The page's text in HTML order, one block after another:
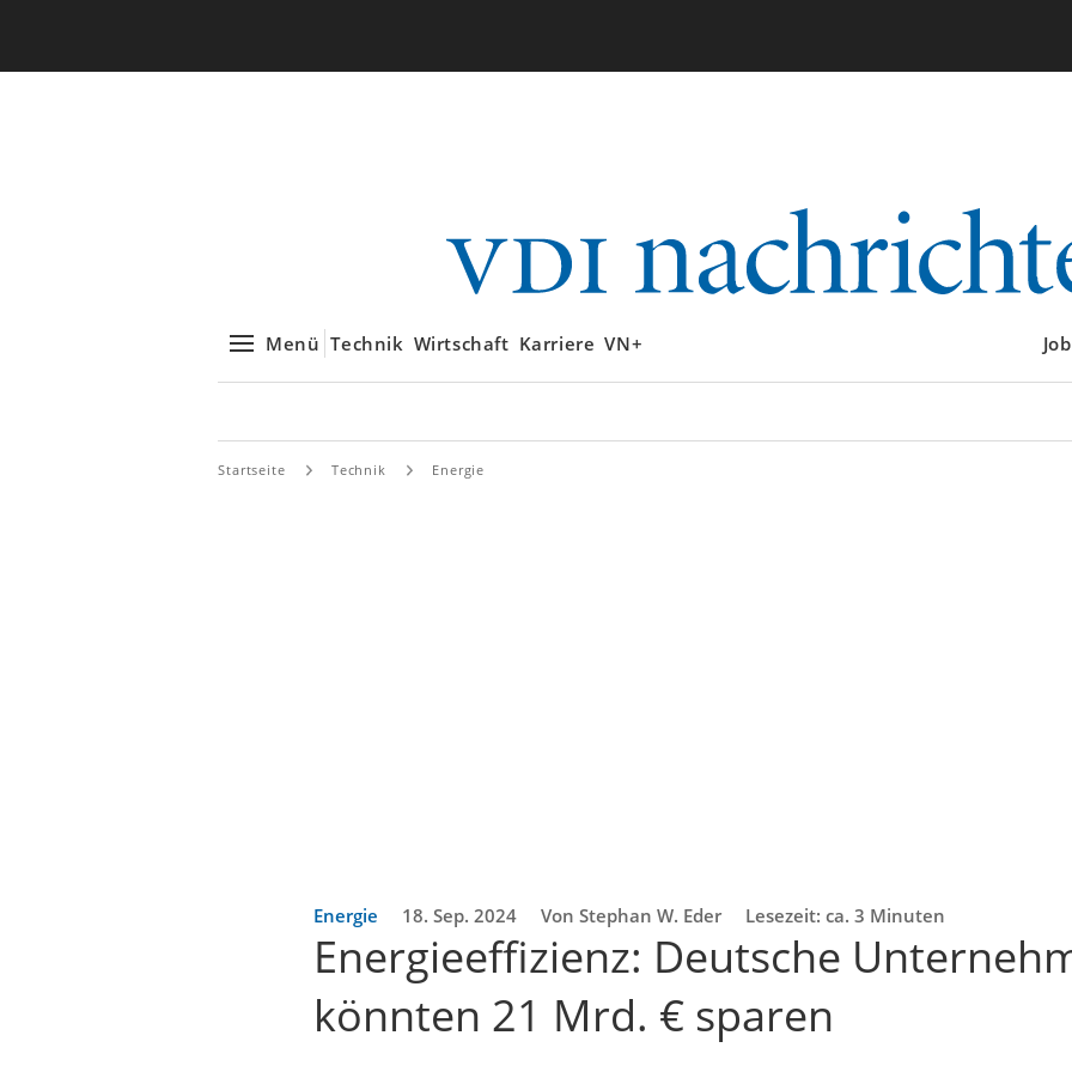
Menü Technik Wirtschaft Karriere VN+
Startseite Technik Energie
Energie 18. Sep. 2024 Von Stephan W. Eder Lesezeit: ca. 3 Minuten
Energieeffizienz: Deutsche
könnten 21 Mrd. € sparen